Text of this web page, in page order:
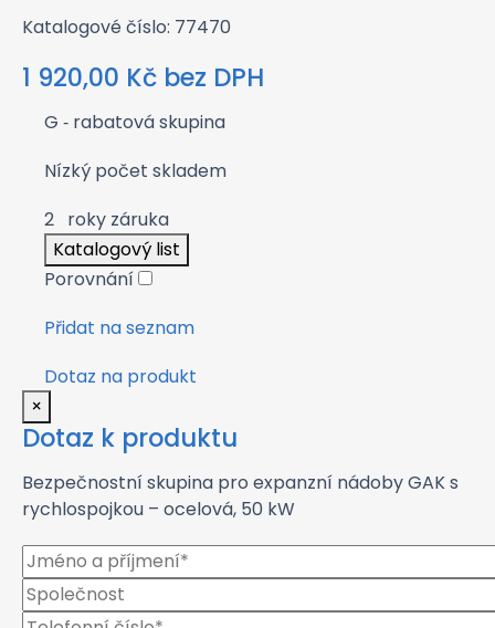
Katalogové číslo: 77470
1 920,00 Kč bez DPH
G ‑ rabatová skupina
Nízký počet skladem
2 roky záruka
Katalogový list
Porovnání
Přidat na seznam
Dotaz na produkt
×
Dotaz k produktu
Bezpečnostní skupina pro expanzní nádoby GAK s
rychlospojkou – ocelová, 50 kW